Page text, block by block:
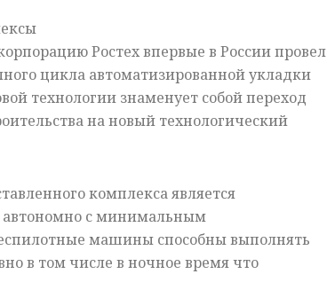
Ростех впервые в России провел
цикла автоматизированной укладки
технологии знаменует собой переход
на новый технологический
комплекса является
автономно с минимальным
машины способны выполнять
в том числе в ночное время что